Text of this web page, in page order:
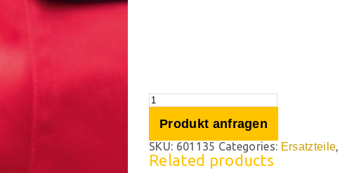
Produkt anfragen
SKU: 601135 Categories: Ersatzteile,
Related products